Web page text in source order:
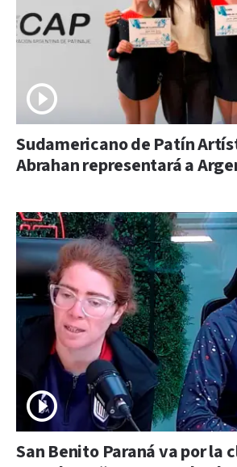
Sudamericano de Patín
Abrahan representará a
San Benito Paraná va por la